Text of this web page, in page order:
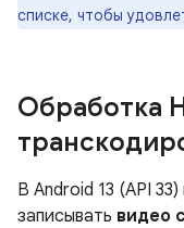
списке, чтобы
Обработка
В Android 13 (API
записывать видео